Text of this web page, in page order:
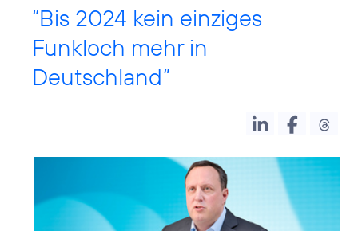
“Bis 2024 kein einziges
Funkloch mehr in
Deutschland”